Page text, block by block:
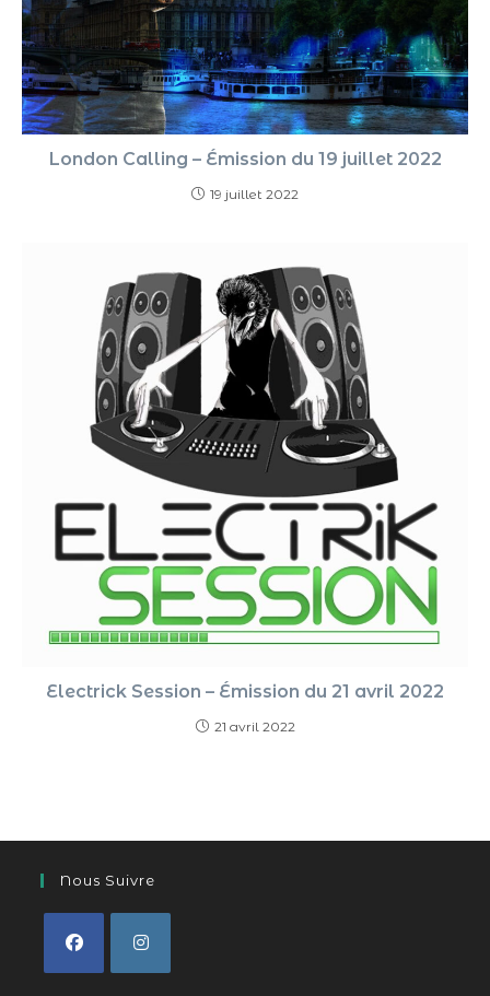
London Calling – Émission du 19 juillet 2022
19 juillet 2022
Electrick Session – Émission du 21 avril 2022
21 avril 2022
Nous Suivre